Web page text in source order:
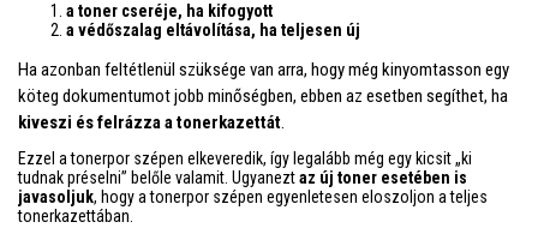
a toner cseréje, ha kifogyott
a védőszalag eltávolítása, ha teljesen új
Ha azonban feltétlenül szüksége van arra, hogy még kinyomtasson egy
köteg dokumentumot jobb minőségben, ebben az esetben segíthet, ha
kiveszi és felrázza a tonerkazettát.
Ezzel a tonerpor szépen elkeveredik, így legalább még egy kicsit „ki
tudnak préselni” belőle valamit. Ugyaneztaz új toner esetében is
javasoljuk, hogy a tonerpor szépen egyenletesen eloszoljon a teljes
tonerkazettában.